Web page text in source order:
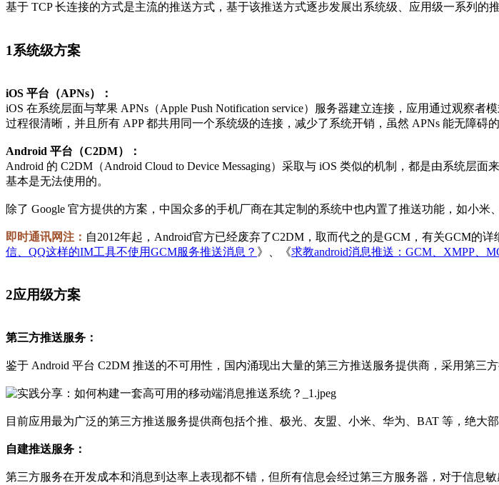
基于 TCP 长连接的方式是主流的推送方式，基于该推送方式逐步发展出系统级、应用级一系列的推
1系统级方案
iOS 平台（APNs）：
iOS 在系统层面与苹果 APNs（Apple Push Notification service）服务器建立连接，应用通过观察
过程很清晰，并且所有 APP 都共用同一个系统级的连接，减少了系统开销，虽然 APNs 能无障碍
Android 平台（C2DM）：
Android 的 C2DM（Android Cloud to Device Messaging）采取与 iOS 类似的机制，都是由系统层
基本是无法使用的。
除了 Google 官方提供的方案，中国众多的手机厂商在其定制的系统中也内置了推送功能，如小米
即时通讯网注： 自2012年起，Android官方已经废弃了C2DM，取而代之的是GCM，有关GCM的详
信、QQ这样的IM工具不使用GCM服务推送消息？ 》、《求教android消息推送：GCM、XMPP、
2应用级方案
第三方推送服务：
鉴于 Android 平台 C2DM 推送的不可用性，国内涌现出大量的第三方推送服务提供商，采用第三
目前应用最为广泛的第三方推送服务提供商包括个推、极光、友盟、小米、华为、BAT 等，绝大
自建推送服务：
第三方服务在开发成本和消息到达率上表现都不错，但所有信息会经过第三方服务器，对于信息